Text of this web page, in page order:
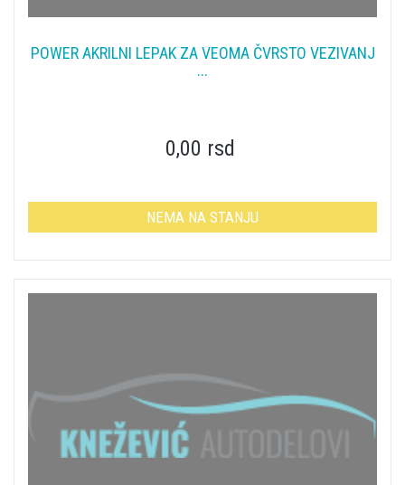
POWER AKRILNI LEPAK ZA VEOMA ČVRSTO VEZIVANJ
...
0,00 rsd
NEMA NA STANJU